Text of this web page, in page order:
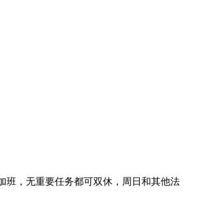
班，无重要任务都可双休，周日和其他法